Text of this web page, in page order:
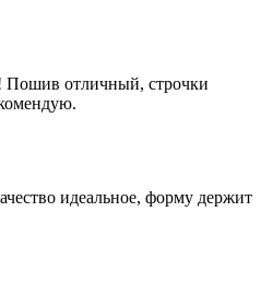
Пошив отличный, строчки
идеальное, форму держит